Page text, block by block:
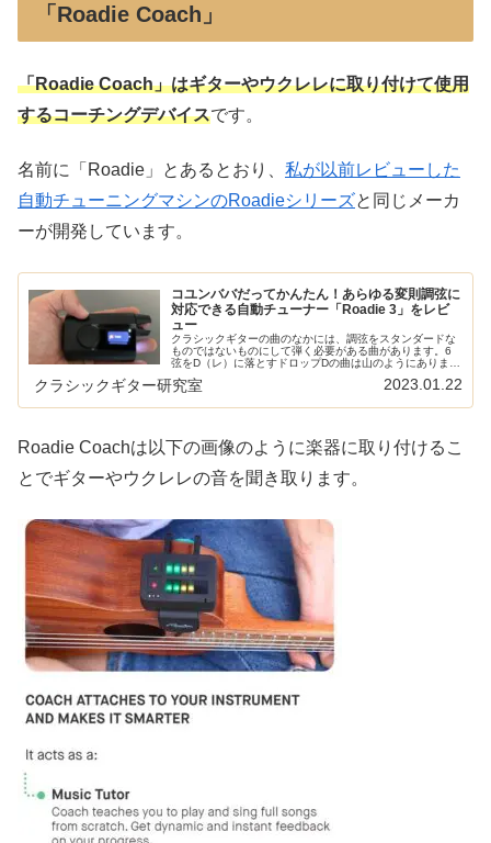
「Roadie Coach」
「Roadie Coach」はギターやウクレレに取り付けて使用
するコーチングデバイスです。
名前に「Roadie」とあるとおり、 私が以前レビューした
自動チューニングマシンのRoadieシリーズと同じメーカ
ーが開発しています。
コユンババだってかんたん！あらゆる変則調弦に
対応できる自動チューナー「Roadie 3」をレビ
ュー
クラシックギターの曲のなかには、調弦をスタンダードな
ものではないものにして弾く必要がある曲があります。6
弦をD（レ）に落とすドロップDの曲は山のようにあります
し、ドメニコーニのコユンババに至っては1弦以外すべて
調弦が変わります。そのような変...
クラシックギター研究室 2023.01.22
Roadie Coachは以下の画像のように楽器に取り付けるこ
とでギターやウクレレの音を聞き取ります。